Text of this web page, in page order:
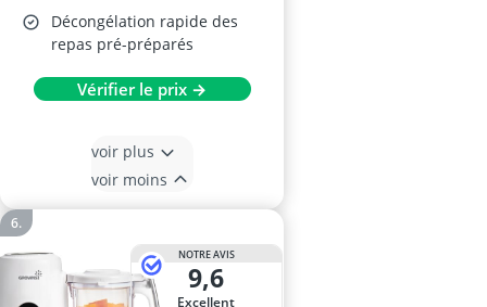
Décongélation rapide des
repas pré-préparés
Vérifier le prix →
voir plus
voir moins
NOTRE AVIS
9,6
Excellent